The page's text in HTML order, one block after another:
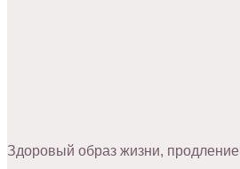
Здоровый образ жизни, продление